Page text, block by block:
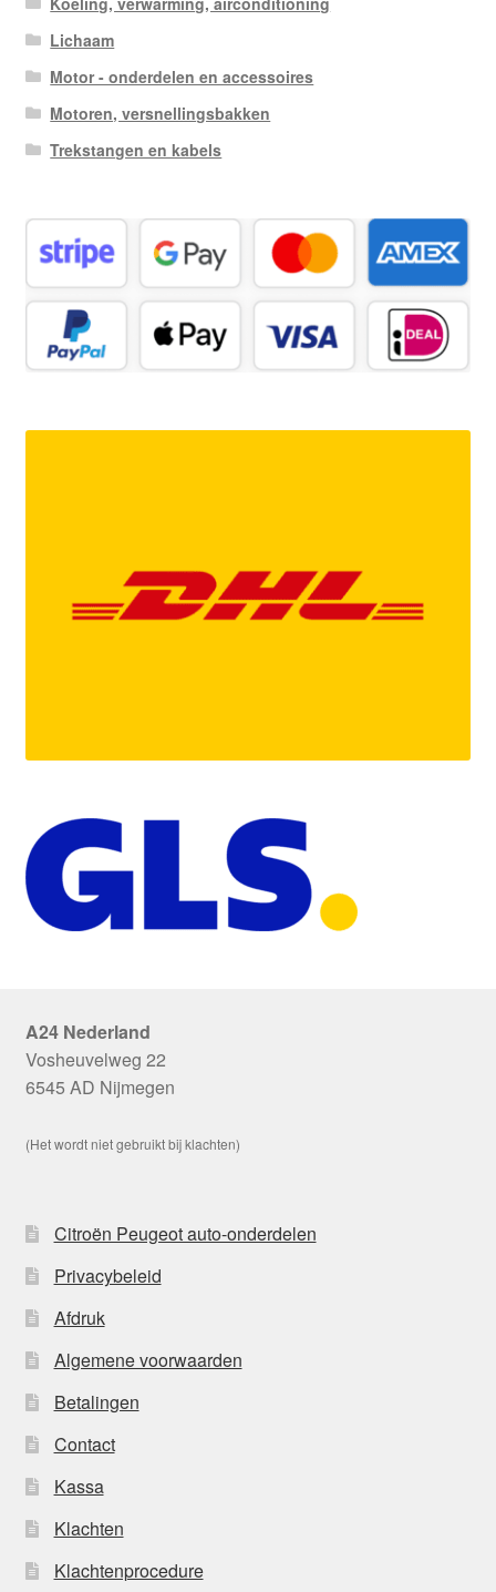
Lichaam
Motor - onderdelen en accessoires
Motoren, versnellingsbakken
Trekstangen en kabels
A24 Nederland
Vosheuvelweg 22
6545 AD Nijmegen
(Het wordt niet gebruikt bij klachten)
Citroën Peugeot auto-onderdelen
Privacybeleid
Afdruk
Algemene voorwaarden
Betalingen
Contact
Kassa
Klachten
Klachtenprocedure